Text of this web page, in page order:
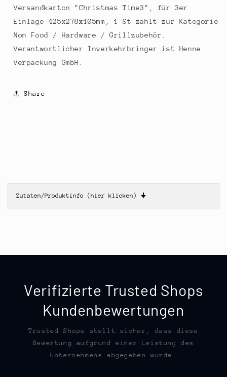
Versandkarton "Christmas Time3", für 3er
Einlage 425x278x105mm, 1 St zählt zur Kategorie
Non Food / Hardware / Grillzubehör.
Verantwortlicher Inverkehrbringer ist Henne
Verpackung GmbH.
Share
Zutaten/Produktinfo (hier klicken) 🠋
Verifizierte Trusted Shops
Kundenbewertungen
Trusted Shops stellt sicher, dass diese
Bewertung aufgrund einer Leistung des
Unternehmens abgegeben wurde.